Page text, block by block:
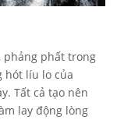
phảng phất trong
hót líu lo của
Tất cả tạo nên
lay động lòng